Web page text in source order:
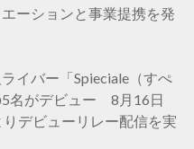
ーションと事業提携を発
イバー「Spieciale（すぺ
5名がデビュー 8月16日
りデビューリレー配信を実